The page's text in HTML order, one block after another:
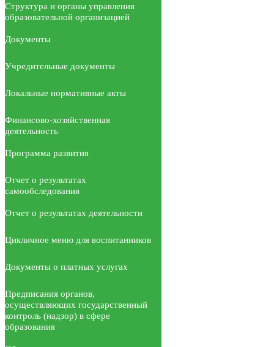
Структура и органы управления
образовательной организацией
Документы
Учредительные документы
Локальные нормативные акты
Финансово-хозяйственная
деятельность
Программа развития
Отчет о результатах
самообследования
Отчет о результатах деятельности
Цикличное меню для воспитанников
Документы о платных услугах
Предписания органов,
осуществляющих государственный
контроль (надзор) в сфере
образования